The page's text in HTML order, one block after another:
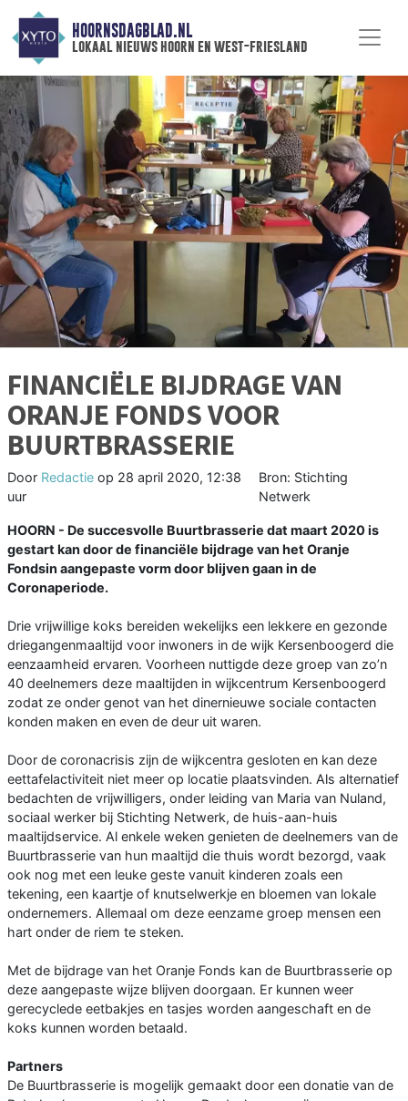
HOORNSDAGBLAD.NL
lokaal nieuws hoorn en west-friesland
FINANCIËLE BIJDRAGE VAN
ORANJE FONDS VOOR
BUURTBRASSERIE
Door Redactie op 28 april 2020, 12:38
uur
Bron: Stichting
Netwerk
HOORN - De succesvolle Buurtbrasserie dat maart 2020 is
gestart kan door de financiële bijdrage van het Oranje
Fondsin aangepaste vorm door blijven gaan in de
Coronaperiode.
Drie vrijwillige koks bereiden wekelijks een lekkere en gezonde
driegangenmaaltijd voor inwoners in de wijk Kersenboogerd die
eenzaamheid ervaren. Voorheen nuttigde deze groep van zo’n
40 deelnemers deze maaltijden in wijkcentrum Kersenboogerd
zodat ze onder genot van het dinernieuwe sociale contacten
konden maken en even de deur uit waren.
Door de coronacrisis zijn de wijkcentra gesloten en kan deze
eettafelactiviteit niet meer op locatie plaatsvinden. Als alternatief
bedachten de vrijwilligers, onder leiding van Maria van Nuland,
sociaal werker bij Stichting Netwerk, de huis-aan-huis
maaltijdservice. Al enkele weken genieten de deelnemers van de
Buurtbrasserie van hun maaltijd die thuis wordt bezorgd, vaak
ook nog met een leuke geste vanuit kinderen zoals een
tekening, een kaartje of knutselwerkje en bloemen van lokale
ondernemers. Allemaal om deze eenzame groep mensen een
hart onder de riem te steken.
Met de bijdrage van het Oranje Fonds kan de Buurtbrasserie op
deze aangepaste wijze blijven doorgaan. Er kunnen weer
gerecyclede eetbakjes en tasjes worden aangeschaft en de
koks kunnen worden betaald.
Partners
De Buurtbrasserie is mogelijk gemaakt door een donatie van de